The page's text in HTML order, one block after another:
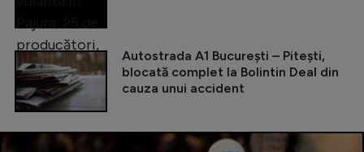
Autostrada A1 București – Pitești,
blocată complet la Bolintin Deal din
cauza unui accident